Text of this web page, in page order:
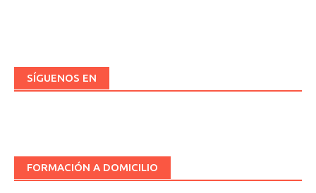
SÍGUENOS EN
FORMACIÓN A DOMICILIO